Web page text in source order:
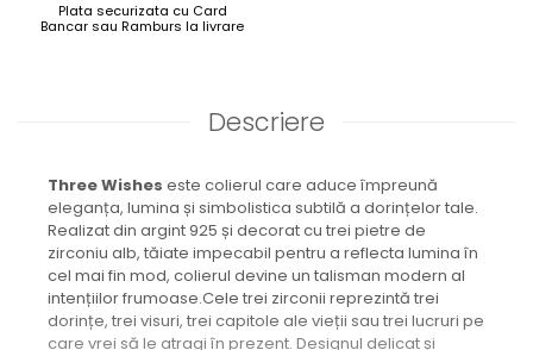
Plata securizata cu Card
Bancar sau Ramburs la livrare
Descriere
Three Wishes este colierul care aduce împreună
eleganța, lumina și simbolistica subtilă a dorințelor tale.
Realizat din argint 925 și decorat cu trei pietre de
zirconiu alb, tăiate impecabil pentru a reflecta lumina în
cel mai fin mod, colierul devine un talisman modern al
intențiilor frumoase.Cele trei zirconii reprezintă trei
dorințe, trei visuri, trei capitole ale vieții sau trei lucruri pe
care vrei să le atragi în prezent. Designul delicat și